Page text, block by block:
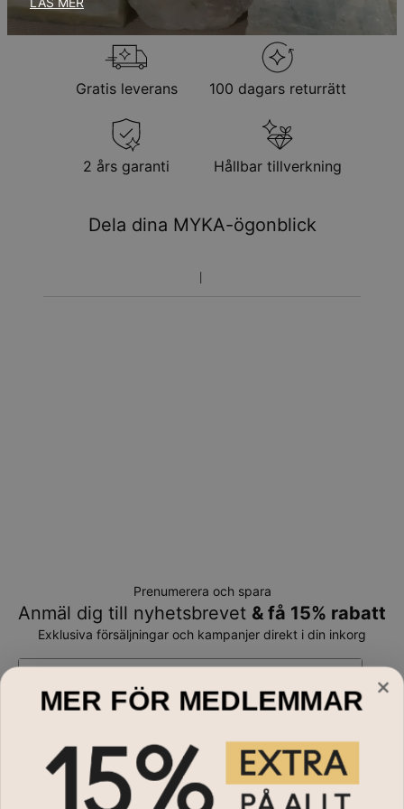
Observera att personliga smycken är unika och endast kan
returneras för utbyte eller butikskredit
Gratis leverans 100 dagars returrätt
2 års garanti Hållbar tillverkning
Dela dina MYKA-ögonblick
Prenumerera och spara
Anmäl dig till nyhetsbrevet & få 15% rabatt
Exklusiva försäljningar och kampanjer direkt i din inkorg
Handla till
MER FÖR MEDLEMMAR